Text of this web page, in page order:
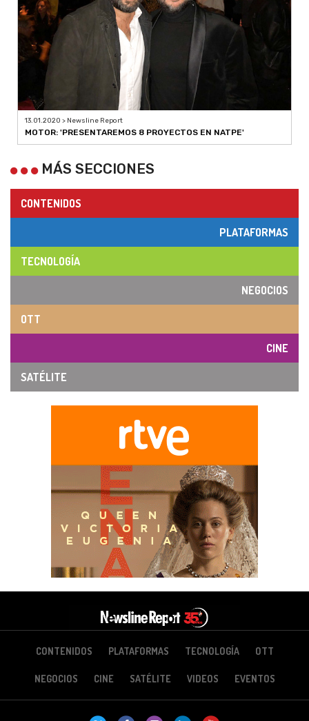
13.01.2020 > Newsline Report
MOTOR: 'PRESENTAREMOS 8 PROYECTOS EN NATPE'
MÁS SECCIONES
CONTENIDOS
PLATAFORMAS
TECNOLOGÍA
NEGOCIOS
OTT
CINE
SATÉLITE
CONTENIDOS PLATAFORMAS TECNOLOGÍA OTT
NEGOCIOS CINE SATÉLITE VIDEOS EVENTOS